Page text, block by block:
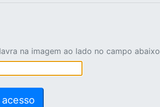
na imagem ao lado no campo abaixo